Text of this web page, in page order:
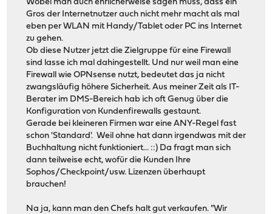
Wobei man auch ehrlicherweise sagen muss, dass ein
Gros der Internetnutzer auch nicht mehr macht als mal
eben per WLAN mit Handy/Tablet oder PC ins Internet
zu gehen.
Ob diese Nutzer jetzt die Zielgruppe für eine Firewall
sind lasse ich mal dahingestellt. Und nur weil man eine
Firewall wie OPNsense nutzt, bedeutet das ja nicht
zwangsläufig höhere Sicherheit. Aus meiner Zeit als IT-
Berater im DMS-Bereich hab ich oft Genug über die
Konfiguration von Kundenfirewalls gestaunt.
Gerade bei kleineren Firmen war eine ANY-Regel fast
schon 'Standard'. Weil ohne hat dann irgendwas mit der
Buchhaltung nicht funktioniert... ::) Da fragt man sich
dann teilweise echt, wofür die Kunden Ihre
Sophos/Checkpoint/usw. Lizenzen überhaupt
brauchen!
Na ja, kann man den Chefs halt gut verkaufen. "Wir